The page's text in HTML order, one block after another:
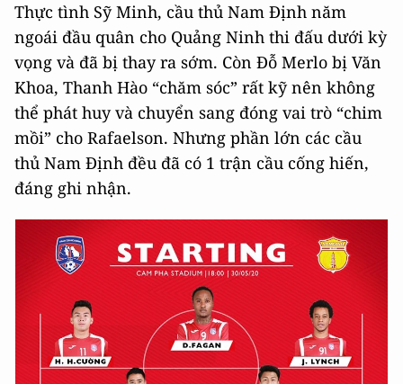
Thực tình Sỹ Minh, cầu thủ Nam Định năm
ngoái đầu quân cho Quảng Ninh thi đấu dưới kỳ
vọng và đã bị thay ra sớm. Còn Đỗ Merlo bị Văn
Khoa, Thanh Hào “chăm sóc” rất kỹ nên không
thể phát huy và chuyển sang đóng vai trò “chim
mồi” cho Rafaelson. Nhưng phần lớn các cầu
thủ Nam Định đều đã có 1 trận cầu cống hiến,
đáng ghi nhận.